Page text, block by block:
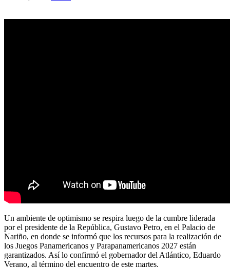
Un ambiente de optimismo se respira luego de la cumbre liderada
por el presidente de la República, Gustavo Petro, en el Palacio de
Nariño, en donde se informó que los recursos para la realización de
los Juegos Panamericanos y Parapanamericanos 2027 están
garantizados. Así lo confirmó el gobernador del Atlántico, Eduardo
Verano, al término del encuentro de este martes.